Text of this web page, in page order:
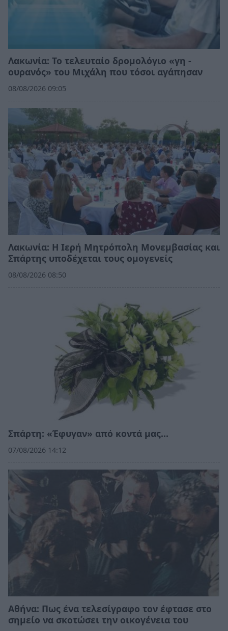
Λακωνία: Το τελευταίο δρομολόγιο «γη -
ουρανός» του Μιχάλη που τόσοι αγάπησαν
08/08/2026 09:05
Λακωνία: Η Ιερή Μητρόπολη Μονεμβασίας και
Σπάρτης υποδέχεται τους ομογενείς
08/08/2026 08:50
Σπάρτη: «Έφυγαν» από κοντά μας…
07/08/2026 14:12
Αθήνα: Πως ένα τελεσίγραφο τον έφτασε στο
σημείο να σκοτώσει την οικογένεια του